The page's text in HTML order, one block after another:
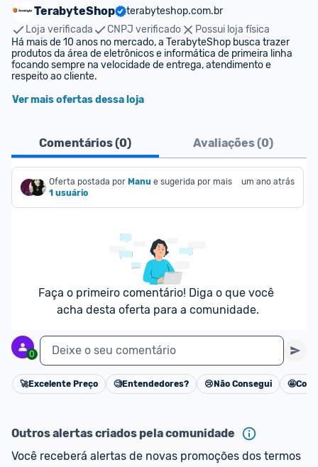
TerabyteShop
terabyteshop.com.br
Loja verificada
CNPJ verificado
Possui loja física
Há mais de 10 anos no mercado, a TerabyteShop busca trazer
produtos da área de eletrônicos e informática de primeira linha
focando sempre na velocidade de entrega, atendimento e
respeito ao cliente.
Ver mais ofertas dessa loja
Comentários (0) Avaliações (0)
Oferta postada por Manu e sugerida por mais
1 usuário
um ano atrás
Faça o primeiro comentário! Diga o que você
acha desta oferta para a comunidade.
0 Deixe o seu comentário
Cancelar
🚀Excelente Preço 🧐Entendedores? 😢 Não Consegui 🤩
Outros alertas criados pela comunidade
Você receberá alertas de novas promoções dos termos